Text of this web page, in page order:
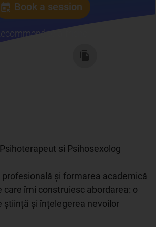
Book a session
to a friend
si Psihosexolog
profesională și formarea academică
care îmi construiesc abordarea: o
știință și înțelegerea nevoilor